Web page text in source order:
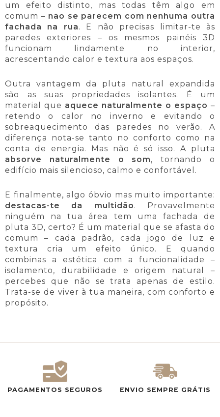
um efeito distinto, mas todas têm algo em
comum – não se parecem com nenhuma outra
fachada na rua. E não precisas limitar-te às
paredes exteriores – os mesmos painéis 3D
funcionam lindamente no interior,
acrescentando calor e textura aos espaços.
Outra vantagem da pluta natural expandida
são as suas propriedades isolantes. É um
material que aquece naturalmente o espaço –
retendo o calor no inverno e evitando o
sobreaquecimento das paredes no verão. A
diferença nota-se tanto no conforto como na
conta de energia. Mas não é só isso. A pluta
absorve naturalmente o som, tornando o
edifício mais silencioso, calmo e confortável.
E finalmente, algo óbvio mas muito importante:
destacas-te da multidão. Provavelmente
ninguém na tua área tem uma fachada de
pluta 3D, certo? É um material que se afasta do
comum – cada padrão, cada jogo de luz e
textura cria um efeito único. E quando
combinas a estética com a funcionalidade –
isolamento, durabilidade e origem natural –
percebes que não se trata apenas de estilo.
Trata-se de viver à tua maneira, com conforto e
propósito.
PAGAMENTOS SEGUROS ENVIO SEMPRE GRÁTIS